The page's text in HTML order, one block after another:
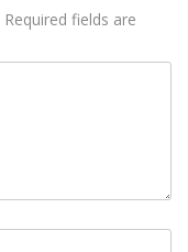
Required fields are